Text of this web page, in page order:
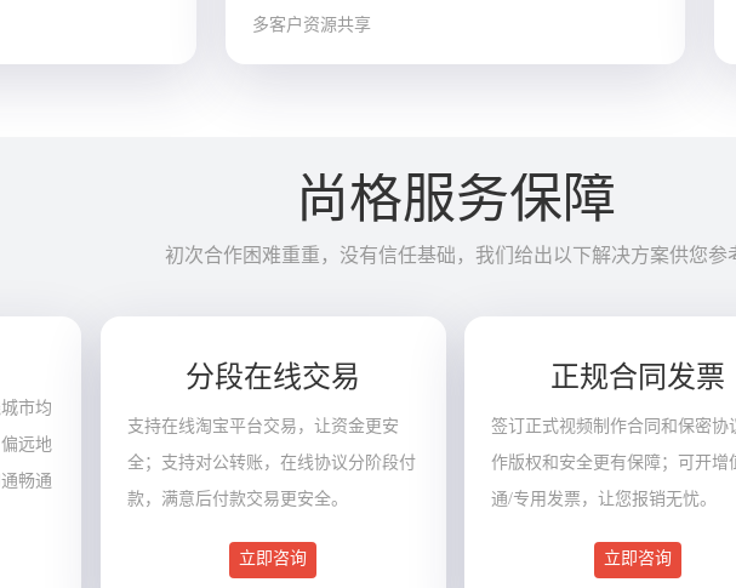
多客户资源共享
尚格服务保障
初次合作困难重重，没有信任基础，我们给出以下解决方案供您参
市均
远地
畅通
分段在线交易
支持在线淘宝平台交易，让资金更安
全；支持对公转账，在线协议分阶段付
款，满意后付款交易更安全。
立即咨询
正规合同发票
签订正式视频制作合同和保密协
作版权和安全更有保障；可开增
通/专用发票，让您报销无忧。
立即咨询